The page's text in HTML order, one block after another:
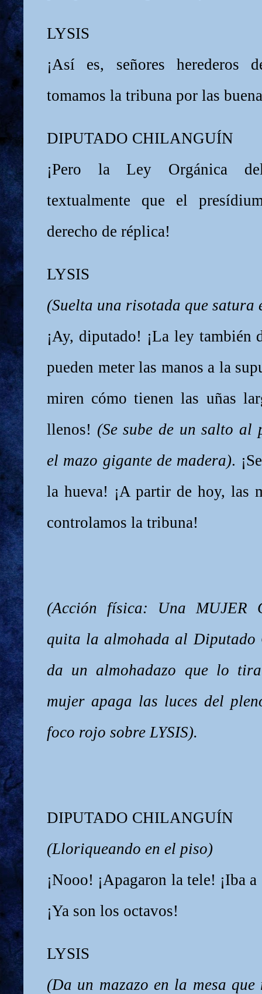
LYSIS
¡Así es, señores herederos
tomamos la tribuna por las
DIPUTADO CHILANGUÍN
¡Pero la Ley Orgánica
textualmente que el
derecho de réplica!
LYSIS
(Suelta una risotada que satura
¡Ay, diputado! ¡La ley también
pueden meter las manos a la
miren cómo tienen las uñas
llenos! (Se sube de un salto al
el mazo gigante de madera).
la hueva! ¡A partir de hoy, las
controlamos la tribuna!
(Acción física: Una MUJER
quita la almohada al Diputado
da un almohadazo que lo
mujer apaga las luces del
foco rojo sobre LYSIS).
DIPUTADO CHILANGUÍN
(Lloriqueando en el piso)
¡Nooo! ¡Apagaron la tele! ¡Iba
¡Ya son los octavos!
LYSIS
(Da un mazazo en la mesa